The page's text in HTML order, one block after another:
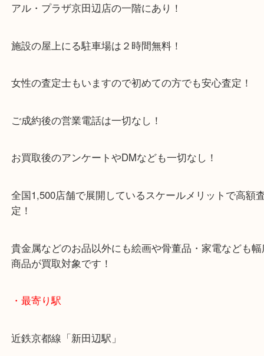
す。
オメガ シーマスター300 をお買取させていただき
使わないまま眠らせてしまうのはもったいない！
そのお品物、次の誰かに託してみませんか？
・当店特徴
京田辺市を中心に城陽市・枚方市・八幡市の方など
をいただいている買取専門店です！
アル・プラザ京田辺店の一階にあり！
施設の屋上にる駐車場は２時間無料！